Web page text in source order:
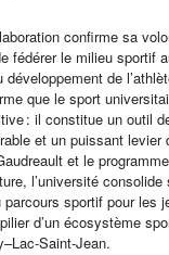
confirme sa
fédérer le milieu sportif
développement de
que le sport
: il constitue un outil
et un puissant levier
et le
l’université
sportif pour les
d’un écosystème